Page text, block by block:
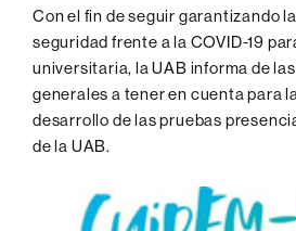
Con el fin de seguir garantizando
seguridad frente a la COVID-19
universitaria, la UAB informa de
generales a tener en cuenta para
desarrollo de las pruebas
de la UAB.